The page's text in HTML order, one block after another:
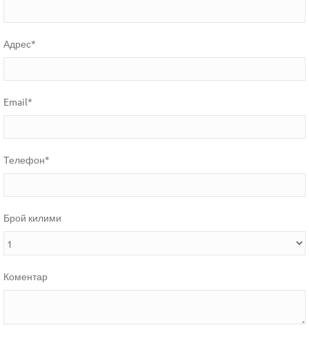
Адрес*
Email*
Телефон*
Брой килими
Коментар